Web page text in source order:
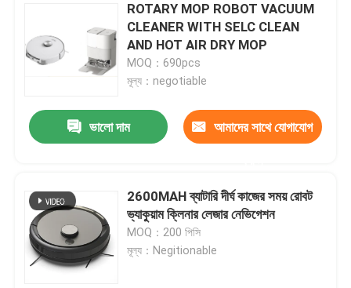
ROTARY MOP ROBOT VACUUM
CLEANER WITH SELC CLEAN
AND HOT AIR DRY MOP
MOQ：690pcs
মূল্য：negotiable
ভালো দাম আমাদের সাথে যোগাযোগ
2600MAH ব্যাটারি দীর্ঘ কাজের সময় রোবট
ভ্যাকুয়াম ক্লিনার লেজার নেভিগেশন
MOQ：200 পিসি
মূল্য：Negitionable